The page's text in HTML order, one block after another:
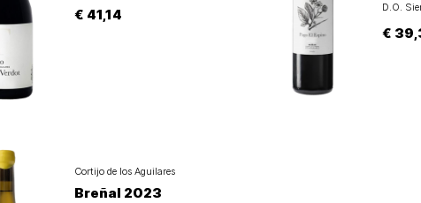
€ 41,14 D.O.
€
Cortijo de los Aguilares
Breñal 2023